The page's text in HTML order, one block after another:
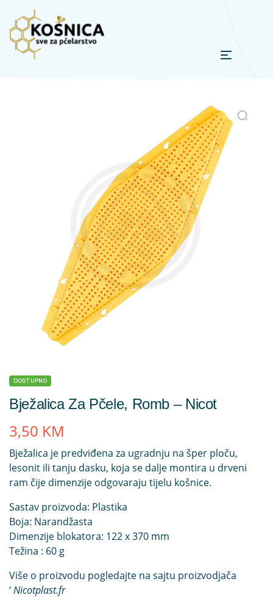
DOSTUPNO
Bježalica Za Pčele, Romb – Nicot
3,50 KM
Bježalica je predviđena za ugradnju na šper ploču,
lesonit ili tanju dasku, koja se dalje montira u drveni
ram čije dimenzije odgovaraju tijelu košnice.
Sastav proizvoda: Plastika
Boja: Narandžasta
Dimenzije blokatora: 122x 370 mm
Težina : 60 g
Više o proizvodu pogledajte na sajtu proizvodjača
‘Nicotplast.fr